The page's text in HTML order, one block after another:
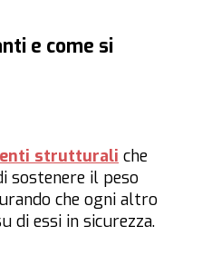
e come si
strutturali che
sostenere il peso
che ogni altro
di essi in sicurezza.